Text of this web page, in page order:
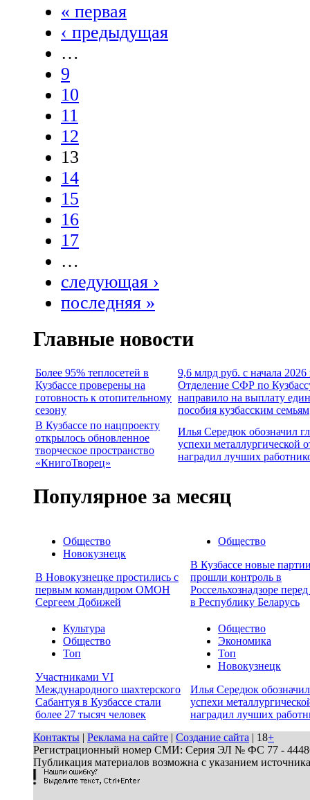
« первая
‹ предыдущая
…
9
10
11
12
13
14
15
16
17
…
следующая ›
последняя »
Главные новости
Более 95% теплосетей в
Кузбассе проверены на
готовность к отопительному
сезону
9,6 млрд руб. с начала 2026
Отделение СФР по
направило на выплату
пособия кузбасским семьям
В Кузбассе по нацпроекту
открылось обновленное
творческое пространство
«КнигоТворец»
Илья Середюк обозначил
успехи металлургической
наградил лучших
Популярное за месяц
Общество
Новокузнецк
В Новокузнецке простились с
первым командиром ОМОН
Сергеем Добижей
Общество
В Кузбассе новые
прошли контроль в
Россельхознадзоре
в Республику Беларусь
Культура
Общество
Топ
Участниками VI
Международного шахтерского
Сабантуя в Кузбассе стали
более 27 тысяч человек
Общество
Экономика
Топ
Новокузнецк
Илья Середюк
успехи
наградил лучших
Контакты | Реклама на сайте | Создание сайта | 18+
Регистрационный номер СМИ: Серия ЭЛ № ФС 77 - 44486
Публикация материалов возможна с указанием